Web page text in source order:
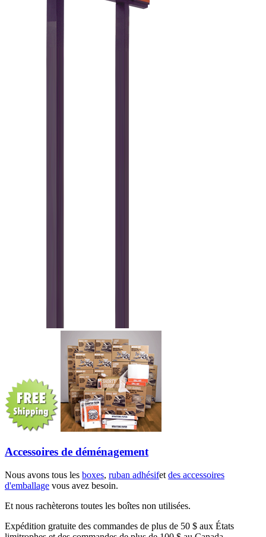
Accessoires de déménagement
Nous avons tous les boxes, ruban adhésifet des accessoires
d'emballage vous avez besoin.
Et nous rachèterons toutes les boîtes non utilisées.
Expédition gratuite des commandes de plus de 50 $ aux États